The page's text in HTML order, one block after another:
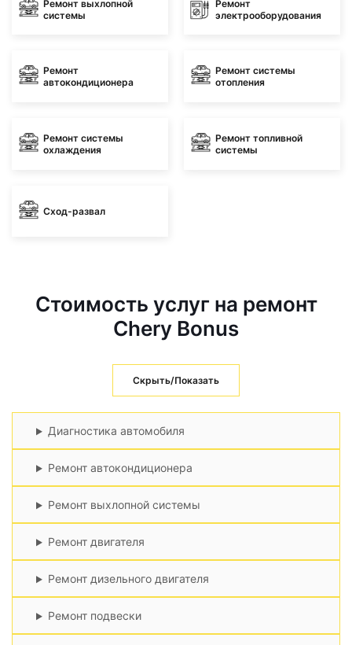
Ремонт выхлопной
системы
Ремонт
электрооборудования
Ремонт
автокондиционера
Ремонт системы
отопления
Ремонт системы
охлаждения
Ремонт топливной
системы
Сход-развал
Стоимость услуг на ремонт
Chery Bonus
Скрыть/Показать
Диагностика автомобиля
Ремонт автокондиционера
Ремонт выхлопной системы
Ремонт двигателя
Ремонт дизельного двигателя
Ремонт подвески